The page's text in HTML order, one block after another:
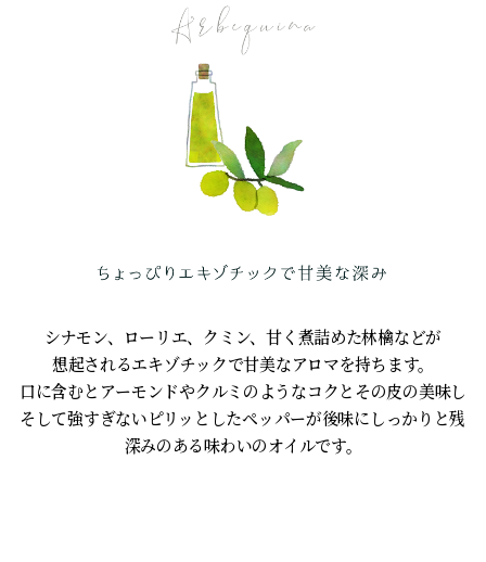
シナモン、ローリエ、クミン、甘く煮詰めた林檎などが
想起されるエキゾチックで甘美なアロマを持ちます。
口に含むとアーモンドやクルミのようなコクとその皮の美味し
そして強すぎないピリッとしたペッパーが後味にしっかりと残る
深みのある味わいのオイルです。